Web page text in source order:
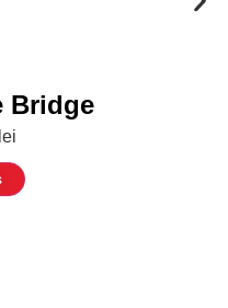
Bridge
lei